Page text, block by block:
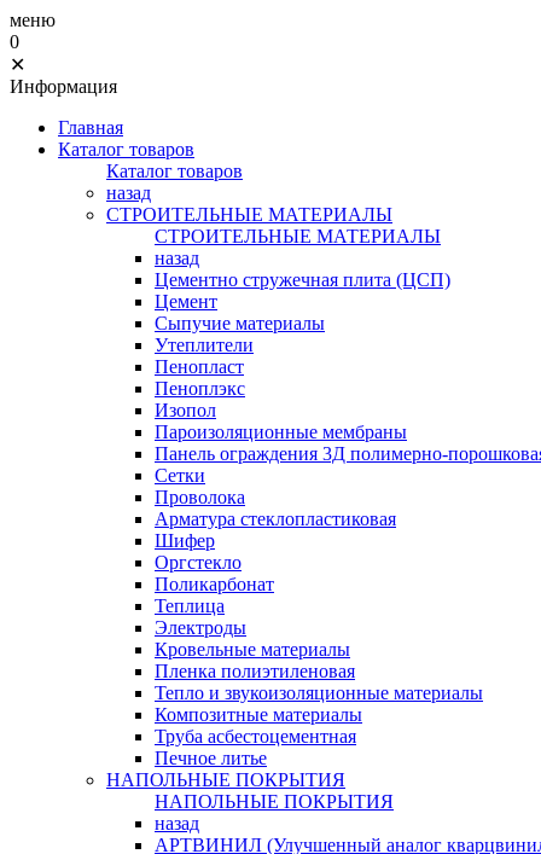
меню
0
✕
Информация
Главная
Каталог товаров
Каталог товаров
назад
СТРОИТЕЛЬНЫЕ МАТЕРИАЛЫ
СТРОИТЕЛЬНЫЕ МАТЕРИАЛЫ
назад
Цементно стружечная плита (ЦСП)
Цемент
Сыпучие материалы
Утеплители
Пенопласт
Пеноплэкс
Изопол
Пароизоляционные мембраны
Панель ограждения 3Д полимерно-
Сетки
Проволока
Арматура стеклопластиковая
Шифер
Оргстекло
Поликарбонат
Теплица
Электроды
Кровельные материалы
Пленка полиэтиленовая
Тепло и звукоизоляционные материалы
Композитные материалы
Труба асбестоцементная
Печное литье
НАПОЛЬНЫЕ ПОКРЫТИЯ
НАПОЛЬНЫЕ ПОКРЫТИЯ
назад
АРТВИНИЛ (Улучшенный аналог